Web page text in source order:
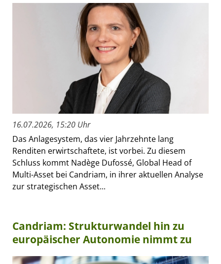
16.07.2026, 15:20 Uhr
Das Anlagesystem, das vier Jahrzehnte lang
Renditen erwirtschaftete, ist vorbei. Zu diesem
Schluss kommt Nadège Dufossé, Global Head of
Multi-Asset bei Candriam, in ihrer aktuellen Analyse
zur strategischen Asset...
Candriam: Strukturwandel hin zu
europäischer Autonomie nimmt zu